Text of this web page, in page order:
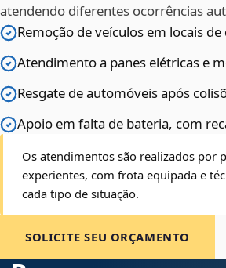
atendendo diferentes ocorrências
Remoção de veículos em locais
Atendimento a panes elétricas e
Resgate de automóveis após
Apoio em falta de bateria, com
Os atendimentos são realizados por
experientes, com frota equipada e
cada tipo de situação.
SOLICITE SEU ORÇAMENTO